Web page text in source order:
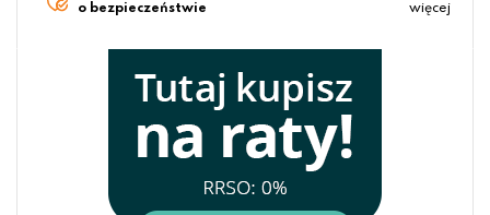
o bezpieczeństwie
więcej